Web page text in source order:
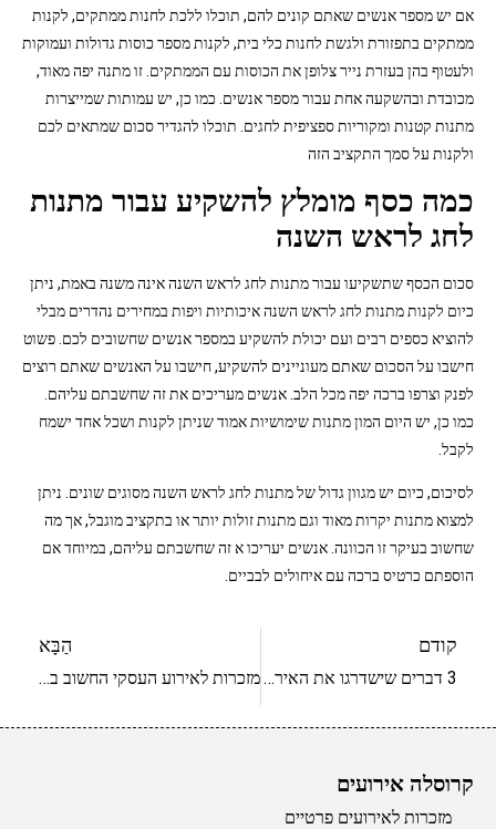
אם יש מספר אנשים שאתם קונים להם, תוכלו ללכת לחנות ממתקים, לקנות
ממתקים בתפזורת ולגשת לחנות כלי בית, לקנות מספר כוסות גדולות ועמוקות
ולעטוף בהן בעזרת נייר צלופן את הכוסות עם הממתקים. זו מתנה יפה מאוד,
מכובדת ובהשקעה אחת עבור מספר אנשים. כמו כן, יש עמותות שמייצרות
מתנות קטנות ומקוריות ספציפית לחגים. תוכלו להגדיר סכום שמתאים לכם
ולקנות על סמך התקציב הזה
כמה כסף מומלץ להשקיע עבור מתנות
לחג לראש השנה
סכום הכסף שתשקיעו עבור מתנות לחג לראש השנה אינה משנה באמת, ניתן
כיום לקנות מתנות לחג לראש השנה איכותיות ויפות במחירים נהדרים מבלי
להוציא כספים רבים ועם יכולת להשקיע במספר אנשים שחשובים לכם. פשוט
חישבו על הסכום שאתם מעוניינים להשקיע, חישבו על האנשים שאתם רוצים
לפנק וצרפו ברכה יפה מכל הלב. אנשים מעריכים את זה שחשבתם עליהם.
כמו כן, יש היום המון מתנות שימושיות אמוד שניתן לקנות ושכל אחד ישמח
לקבל.
לסיכום, כיום יש מגוון גדול של מתנות לחג לראש השנה מסוגים שונים. ניתן
למצוא מתנות יקרות מאוד וגם מתנות זולות יותר או בתקציב מוגבל, אך מה
שחשוב בעיקר זו הכוונה. אנשים יעריכו א זה שחשבתם עליהם, במיוחד אם
הוספתם כרטיס ברכה עם איחולים לבביים.
קודם
3 דברים שישדרגו את האירוע שלכם
הַבָּא
מזכרות לאירוע העסקי החשוב ביותר: יום הגיבוש!
קרוסלה אירועים
מזכרות לאירועים פרטיים